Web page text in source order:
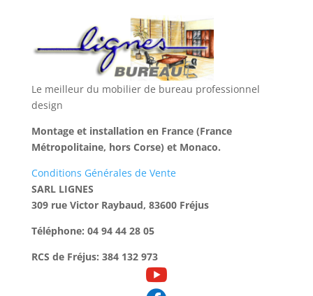
Le meilleur du mobilier de bureau professionnel
design
Montage et installation en France (France
Métropolitaine, hors Corse) et Monaco.
Conditions Générales de Vente
SARL LIGNES
309 rue Victor Raybaud, 83600 Fréjus
Téléphone: 04 94 44 28 05
RCS de Fréjus: 384 132 973
